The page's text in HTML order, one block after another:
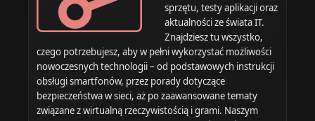
sprzętu, testy aplikacji oraz
aktualności ze świata IT.
Znajdziesz tu wszystko,
czego potrzebujesz, aby w pełni wykorzystać możliwości
nowoczesnych technologii – od podstawowych instrukcji
obsługi smartfonów, przez porady dotyczące
bezpieczeństwa w sieci, aż po zaawansowane tematy
związane z wirtualną rzeczywistością i grami. Naszym